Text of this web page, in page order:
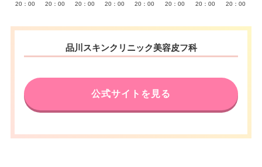
20：00
20：00
20：00
20：00
20：00
20：00
20：00
20：00
品川スキンクリニック美容皮フ科
公式サイトを見る